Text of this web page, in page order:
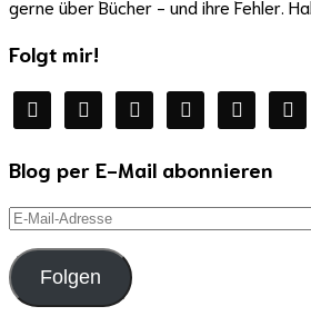
gerne über Bücher - und ihre Fehler.
Folgt mir!
facebooktwitter instagramyoutube mail
Blog per E-Mail abonnieren
E-
Mail-
Adresse
Folgen